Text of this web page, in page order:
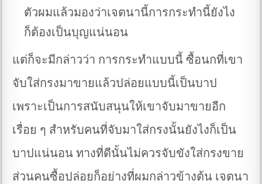
ตัวผมแล้วมองว่าเจตนานี้การกระทำนี้ยังไง
ก็ต้องเป็นบุญแน่นอน
แต่ก็จะมีกล่าวว่า การกระทำแบบนี้ ซื้อนกที่เขา
จับใส่กรงมาขายแล้วปล่อยแบบนี้เป็นบาป
เพราะเป็นการสนับสนุนให้เขาจับมาขายอีก
เรื่อย ๆ สำหรับคนที่จับมาใส่กรงนั้นยังไงก็เป็น
บาปแน่นอน ทางที่ดีนั้นไม่ควรจับขังใส่กรงขาย
ส่วนคนซื้อปล่อยก็อย่างที่ผมกล่าวข้างต้น เจตนา